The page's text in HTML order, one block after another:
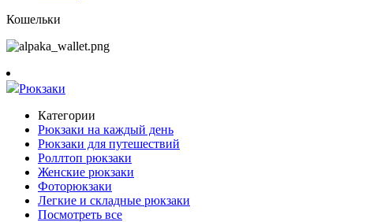
Кошельки
Рюкзаки
Категории
Рюкзаки на каждый день
Рюкзаки для путешествий
Роллтоп рюкзаки
Женские рюкзаки
Фоторюкзаки
Легкие и складные рюкзаки
Посмотреть все